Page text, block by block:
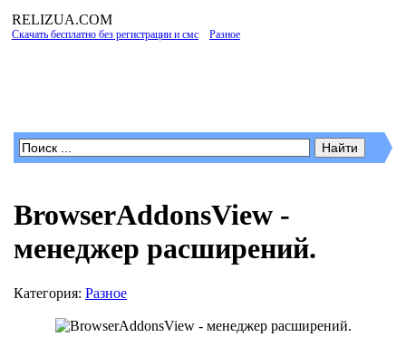
RELIZUA.COM
Скачать бесплатно без регистрации и смс Разное
BrowserAddonsView -
менеджер расширений.
Категория: Разное